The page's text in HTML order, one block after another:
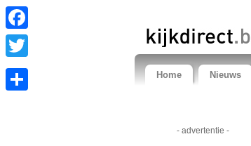
Facebook
Twitter
Home Nieuws
- advertentie -